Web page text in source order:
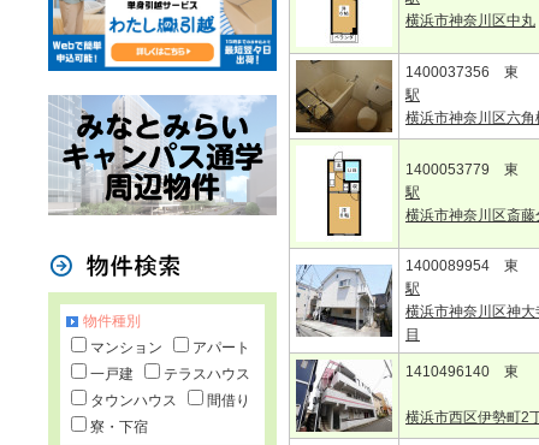
横浜市神奈川区中丸
1400037356 東
駅
横浜市神奈川区六角
1400053779 東
駅
横浜市神奈川区斎藤
1400089954 東
駅
横浜市神奈川区神大
目
1410496140 東
横浜市西区伊勢町2
物件種別
マンション
アパート
一戸建
テラスハウス
タウンハウス
間借り
寮・下宿